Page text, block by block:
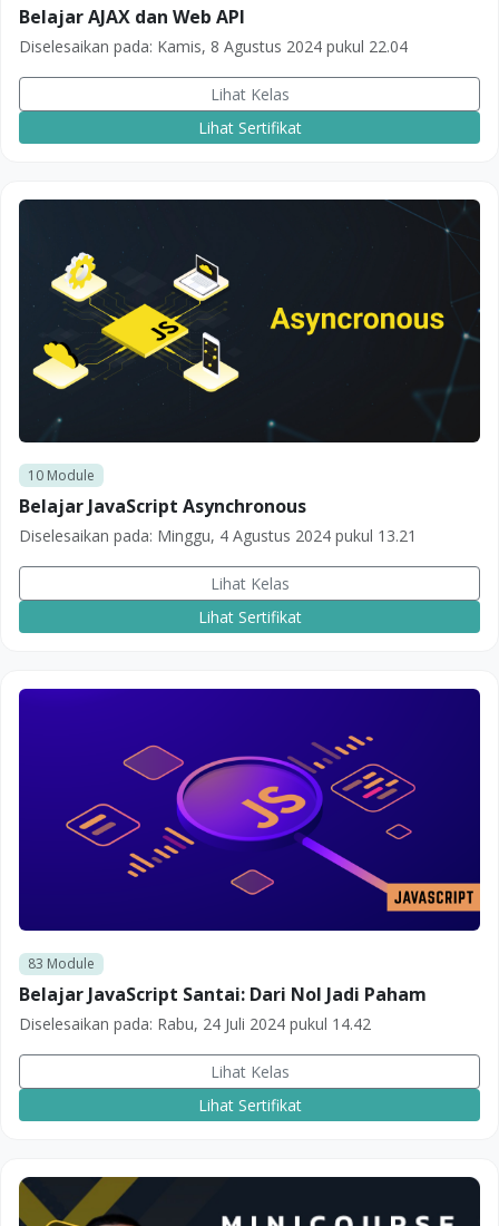
Belajar AJAX dan Web API
Diselesaikan pada: Kamis, 8 Agustus 2024 pukul 22.04
Lihat Kelas
Lihat Sertifikat
10Module
Belajar JavaScript Asynchronous
Diselesaikan pada: Minggu, 4 Agustus 2024 pukul 13.21
Lihat Kelas
Lihat Sertifikat
83 Module
Belajar JavaScript Santai: Dari Nol Jadi Paham
Diselesaikan pada: Rabu, 24 Juli 2024 pukul 14.42
Lihat Kelas
Lihat Sertifikat